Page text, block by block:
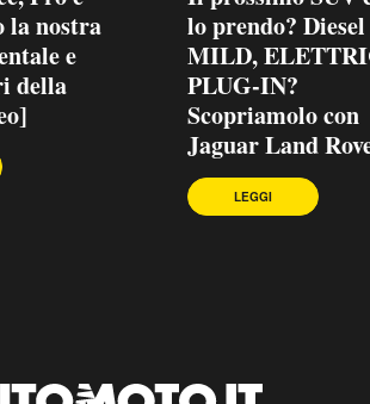
la nostra
e
della
lo prendo? Diesel
MILD,
PLUG-IN?
Scopriamolo con
Jaguar Land
LEGGI